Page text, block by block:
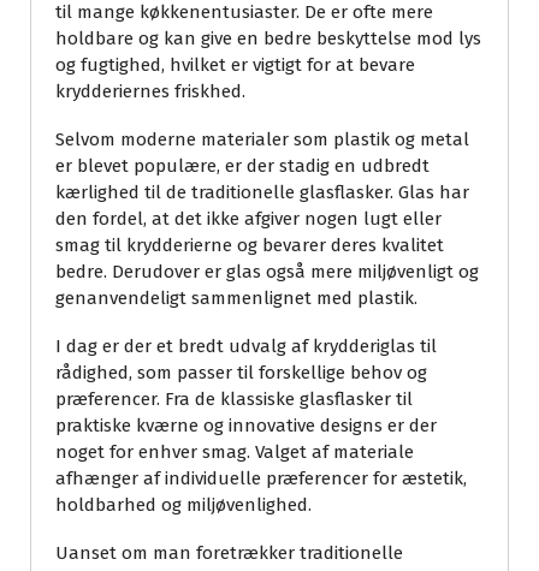
til mange køkkenentusiaster. De er ofte mere
holdbare og kan give en bedre beskyttelse mod lys
og fugtighed, hvilket er vigtigt for at bevare
krydderiernes friskhed.
Selvom moderne materialer som plastik og metal
er blevet populære, er der stadig en udbredt
kærlighed til de traditionelle glasflasker. Glas har
den fordel, at det ikke afgiver nogen lugt eller
smag til krydderierne og bevarer deres kvalitet
bedre. Derudover er glas også mere miljøvenligt og
genanvendeligt sammenlignet med plastik.
I dag er der et bredt udvalg af krydderiglas til
rådighed, som passer til forskellige behov og
præferencer. Fra de klassiske glasflasker til
praktiske kværne og innovative designs er der
noget for enhver smag. Valget af materiale
afhænger af individuelle præferencer for æstetik,
holdbarhed og miljøvenlighed.
Uanset om man foretrækker traditionelle